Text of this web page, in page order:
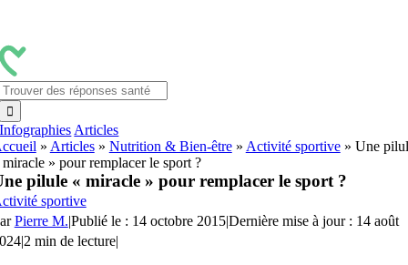
contenu
Infographies Articles
» Articles» Nutrition & Bien-être» Activité sportive» Une
» pour remplacer le sport ?
pilule « miracle » pour remplacer le sport ?
sportive
Pierre M.|Publié le : 14 octobre 2015|Dernière mise à jour : 14 août
|2 min de lecture|